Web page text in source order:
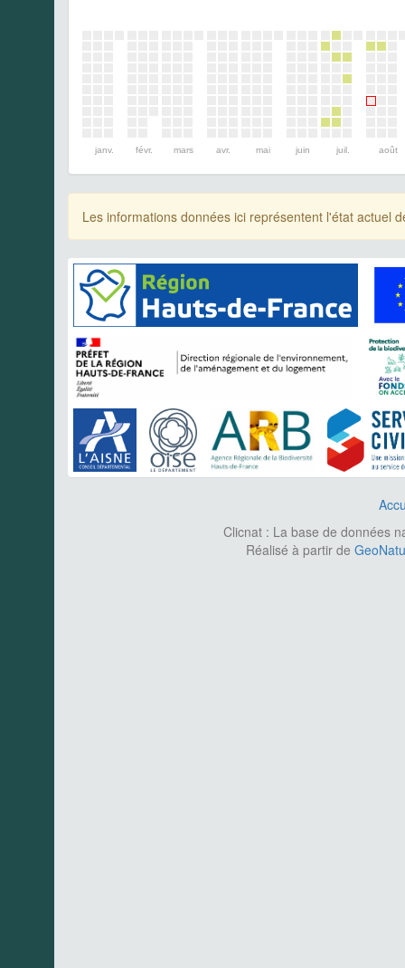
janv. févr. mars avr. mai juin juil. août
Les informations données ici représentent l'état actuel
Clicnat : La base de données
Réalisé à partir de